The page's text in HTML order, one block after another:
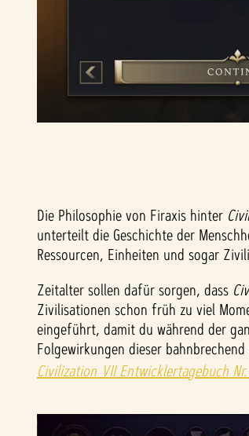
Die Philosophie von Firaxis hinter
unterteilt die Geschichte der
Ressourcen, Einheiten und sogar
Zeitalter sollen dafür sorgen, dass Civ
Zivilisationen schon früh zu viel
eingeführt, damit du während der
Folgewirkungen dieser
Civilization VII Entwicklertagebuch